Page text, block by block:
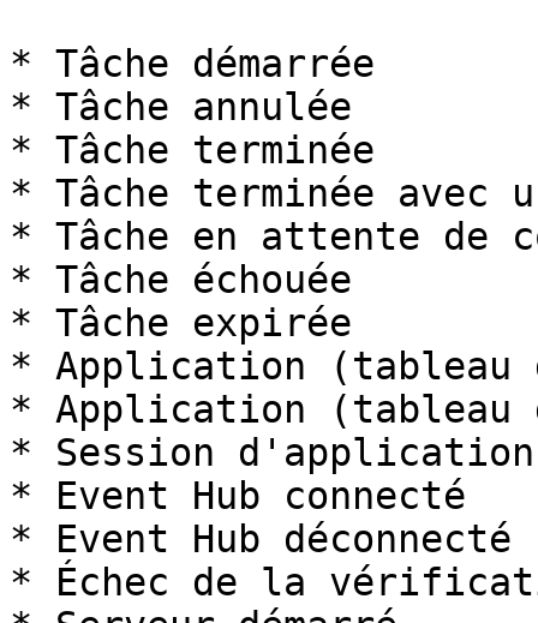
* Tâche démarrée
* Tâche annulée
* Tâche terminée
* Tâche terminée avec
* Tâche en attente de
* Tâche échouée
* Tâche expirée
* Application (tableau
* Application (tableau
* Session
* Event Hub connecté
* Event Hub déconnecté
* Échec de la